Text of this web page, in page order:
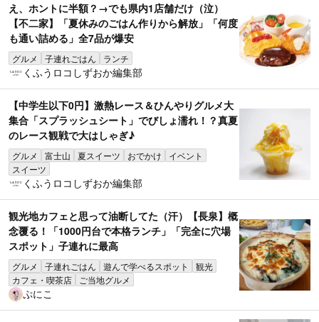
え、ホントに半額？→でも県内1店舗だけ（泣）
【不二家】「夏休みのごはん作りから解放」「何度
も通い詰める」全7品が爆安
グルメ 子連れごはん ランチ
くふうロコしずおか編集部
【中学生以下0円】激熱レース＆ひんやりグルメ大
集合「スプラッシュシート」でびしょ濡れ！？真夏
のレース観戦で大はしゃぎ♪
グルメ 富士山 夏スイーツ おでかけ
イベント
スイーツ
くふうロコしずおか編集部
観光地カフェと思って油断してた（汗）【長泉】概
念覆る！「1000円台で本格ランチ」「完全に穴場
スポット」子連れに最高
グルメ 子連れごはん 遊んで学べるスポット
観光
カフェ・喫茶店
ご当地グルメ
ぷにこ